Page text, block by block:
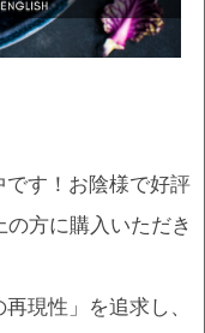
す！お陰様で好評
方に購入いただき
現性」を追求し、